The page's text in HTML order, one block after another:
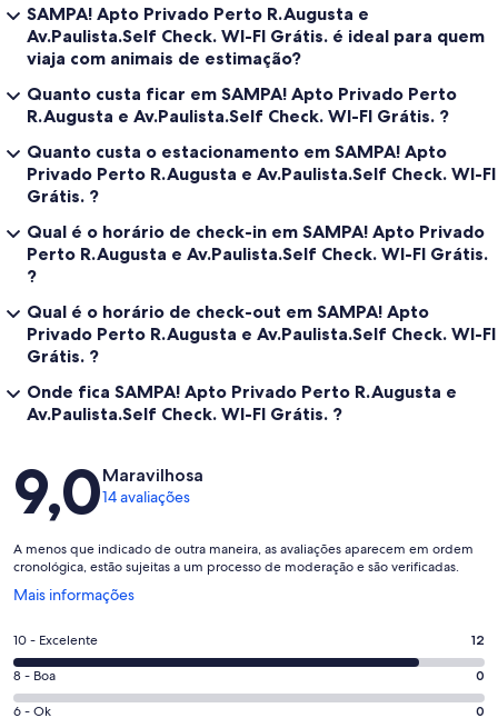
SAMPA! Apto Privado Perto R.Augusta e
Av.Paulista.Self Check. WI-FI Grátis. é ideal para quem
viaja com animais de estimação?
Quanto custa ficar em SAMPA! Apto Privado Perto
R.Augusta e Av.Paulista.Self Check. WI-FI Grátis. ?
Quanto custa o estacionamento em SAMPA! Apto
Privado Perto R.Augusta e Av.Paulista.Self Check. WI-FI
Grátis. ?
Qual é o horário de check-in em SAMPA! Apto Privado
Perto R.Augusta e Av.Paulista.Self Check. WI-FI Grátis.
?
Qual é o horário de check-out em SAMPA! Apto
Privado Perto R.Augusta e Av.Paulista.Self Check. WI-FI
Grátis. ?
Onde fica SAMPA! Apto Privado Perto R.Augusta e
Av.Paulista.Self Check. WI-FI Grátis. ?
Avaliações
9,0Maravilhosa
14 avaliações
A menos que indicado de outra maneira, as avaliações aparecem em ordem
cronológica, estão sujeitas a um processo de moderação e são verificadas.
Mais informações
Abre
uma
nova
janela
Nota
10
-
Excelente.
10 - Excelente 12
Nota
8
8 - Boa 0
Nota
6 - Ok 0